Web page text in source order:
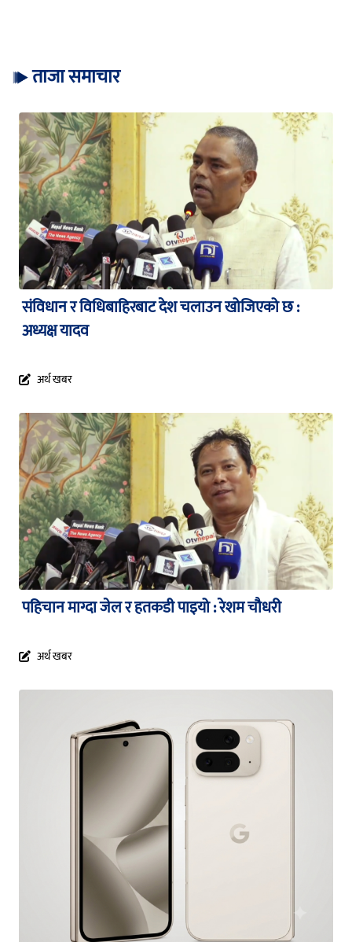
ताजा समाचार
संविधान र विधिबाहिरबाट देश चलाउन खोजिएको छ :
अध्यक्ष यादव
अर्थ खबर
पहिचान माग्दा जेल र हतकडी पाइयो : रेशम चौधरी
अर्थ खबर